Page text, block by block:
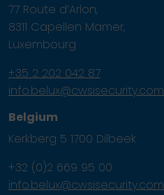
77 Route d’Arlon,
8311 Capellen Mamer,
Luxembourg
+35 2 202 042 87
info.belux@cwsisecurity.com
Belgium
Kerkberg 5 1700 Dilbeek
+32 (0)2 669 95 00
info.belux@cwsisecurity.com